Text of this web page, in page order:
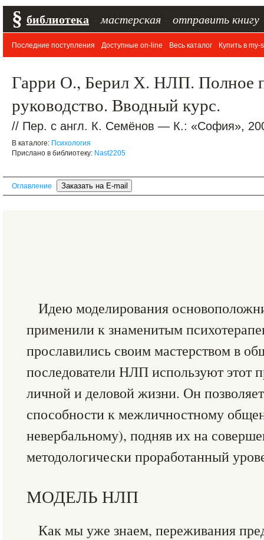
§ библиотека мастерская отправить книгу
Последние поступления Доступные on-line Весь каталог Купить в my-
Гарри О., Берил Х. НЛП. Полное
руководство. Вводный курс.
// Пер. с англ. К. Семёнов — К.: «София»,
В каталоге: Психология
Прислано в библиотеку: Nast2205
Оглавление
Идею моделирования
применили к знаменитым
прославились своим мастерством в
последователи НЛП используют этот
личной и деловой жизни. Он
способности к межличностному
невербальному), подняв их на
методологически проработанный
МОДЕЛЬ НЛП
Как мы уже знаем, переживания